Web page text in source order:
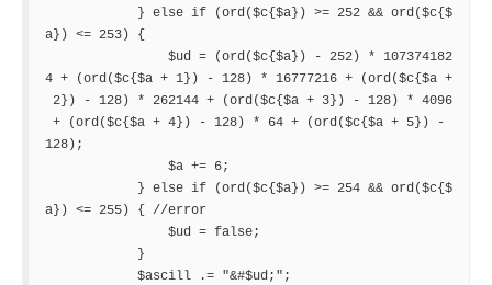
} else if (ord($c{$a}) >= 252 && ord($c{$
a}) <= 253) {
$ud = (ord($c{$a}) - 252) * 107374182
4 + (ord($c{$a + 1}) - 128) * 16777216 + (ord($c{$a +
2}) - 128) * 262144 + (ord($c{$a + 3}) - 128) * 4096
+ (ord($c{$a + 4}) - 128) * 64 + (ord($c{$a + 5}) -
128);
$a += 6;
} else if (ord($c{$a}) >= 254 && ord($c{$
a}) <= 255) { //error
$ud = false;
}
$ascill .= "&#$ud;";